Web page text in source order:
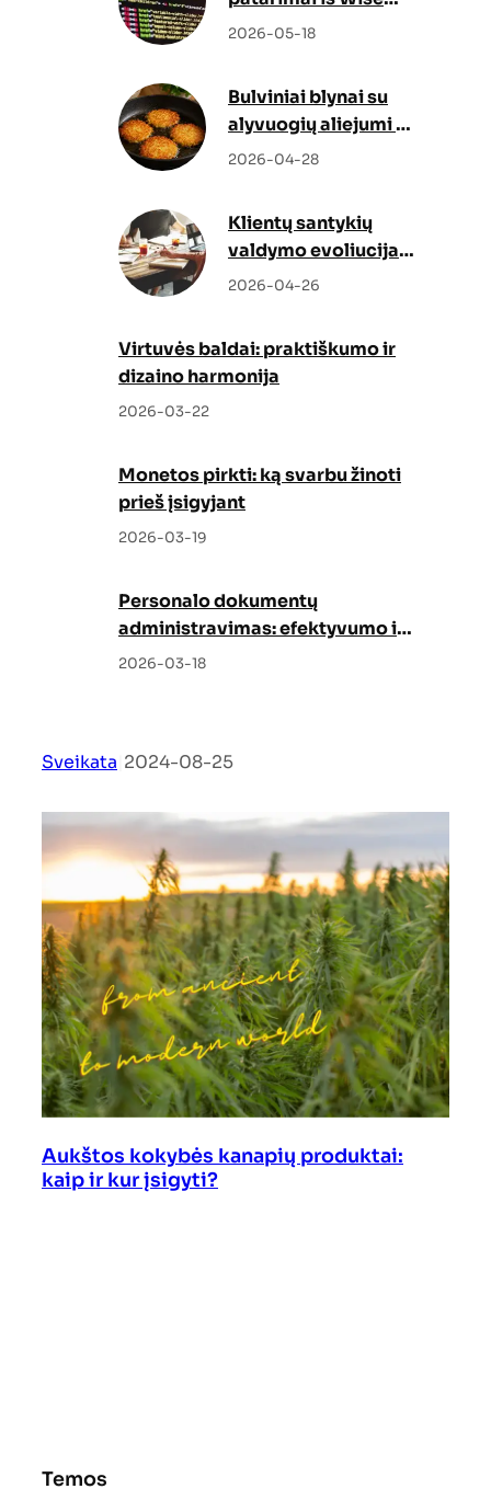
Docs
2026-05-18
Bulviniai blynai su
alyvuogių aliejumi –
netikėtas, bet
2026-04-28
Klientų santykių
valdymo evoliucija:
kaip Odoo CRM ir
strategiją
2026-04-26
Virtuvės baldai: praktiškumo ir
dizaino harmonija
2026-03-22
Monetos pirkti: ką svarbu žinoti
prieš įsigyjant
2026-03-19
Personalo dokumentų
administravimas: efektyvumo ir
tvarkos garantas
2026-03-18
Sveikata 2024-08-25
Aukštos kokybės kanapių produktai:
kaip ir kur įsigyti?
Temos